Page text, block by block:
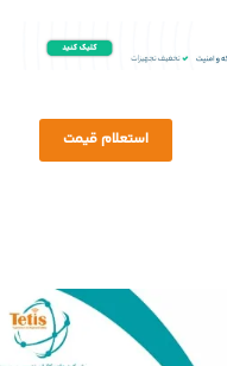
استعلام قیمت